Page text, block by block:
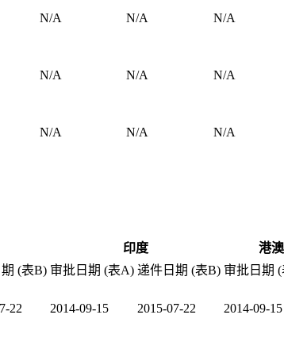
N/A N/A N/A
N/A N/A N/A
N/A N/A N/A
印度
港
(表B) 审批日期 (表A) 递件日期 (表B) 审批日期
22 2014-09-15 2015-07-22 2014-09-15